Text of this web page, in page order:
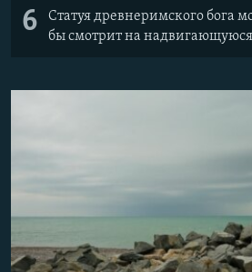
6
Статуя древнеримского бога
бы смотрит на надвигающуюся